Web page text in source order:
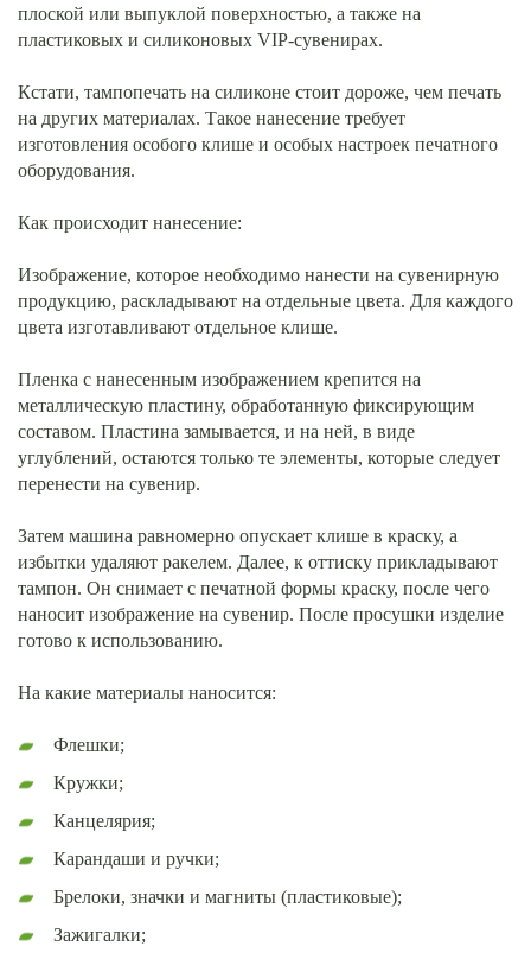
плоской или выпуклой поверхностью, а также на
пластиковых и силиконовых VIP-сувенирах.
Кстати, тампопечать на силиконе стоит дороже, чем печать
на других материалах. Такое нанесение требует
изготовления особого клише и особых настроек печатного
оборудования.
Как происходит нанесение:
Изображение, которое необходимо нанести на сувенирную
продукцию, раскладывают на отдельные цвета. Для каждого
цвета изготавливают отдельное клише.
Пленка с нанесенным изображением крепится на
металлическую пластину, обработанную фиксирующим
составом. Пластина замывается, и на ней, в виде
углублений, остаются только те элементы, которые следует
перенести на сувенир.
Затем машина равномерно опускает клише в краску, а
избытки удаляют ракелем. Далее, к оттиску прикладывают
тампон. Он снимает с печатной формы краску, после чего
наносит изображение на сувенир. После просушки изделие
готово к использованию.
На какие материалы наносится:
Флешки;
Кружки;
Канцелярия;
Карандаши и ручки;
Брелоки, значки и магниты (пластиковые);
Зажигалки;